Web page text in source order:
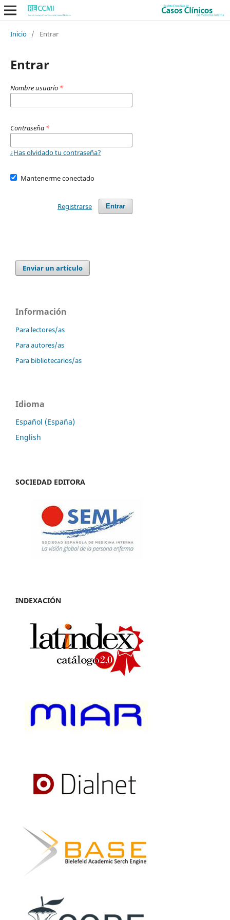
Inicio / Entrar
Entrar
Nombre usuario *
Contraseña *
¿Has olvidado tu contraseña?
Mantenerme conectado
Entrar
Registrarse
Enviar un artículo
Información
Para lectores/as
Para autores/as
Para bibliotecarios/as
Idioma
Español (España)
English
SOCIEDAD EDITORA
INDEXACIÓN